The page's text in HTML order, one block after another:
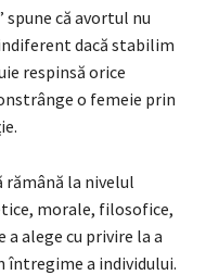
că avortul nu
dacă stabilim
respinsă orice
o femeie prin
rămână la nivelul
morale, filosofice,
alege cu privire la a
întregime a individului.